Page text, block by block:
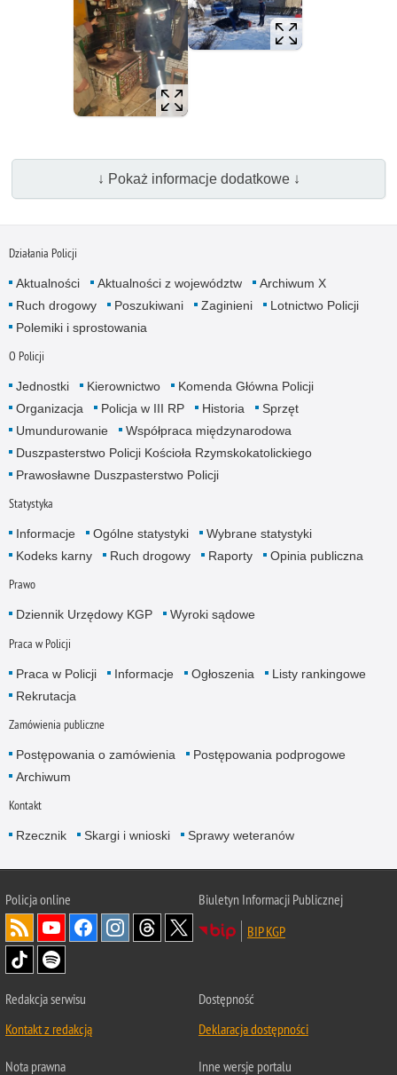
↓ Pokaż informacje dodatkowe ↓
Działania Policji
Aktualności Aktualności z województw
Archiwum X
Ruch drogowy
Poszukiwani Zaginieni
Lotnictwo Policji
Polemiki i sprostowania
O Policji
Jednostki Kierownictwo
Komenda Główna Policji
Organizacja
Policja w III RP Historia
Sprzęt
Umundurowanie
Współpraca międzynarodowa
Duszpasterstwo Policji Kościoła Rzymskokatolickiego
Prawosławne Duszpasterstwo Policji
Statystyka
Informacje Ogólne statystyki
Wybrane statystyki
Kodeks karny
Ruch drogowy Raporty Opinia publiczna
Prawo
Dziennik Urzędowy KGP Wyroki sądowe
Praca w Policji
Praca w Policji Informacje Ogłoszenia
Listy rankingowe
Rekrutacja
Zamówienia publiczne
Postępowania o zamówienia
Postępowania podprogowe
Archiwum
Kontakt
Rzecznik Skargi i wnioski Sprawy weteranów
Policjaonline
Biuletyn Informacji Publicznej
BIP KGP
Redakcja serwisu
Kontakt z redakcją
Dostępność
Deklaracja dostępności
Nota prawna Inne wersje portalu